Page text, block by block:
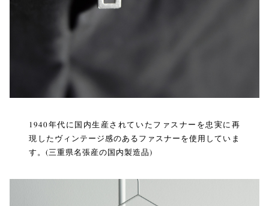
1940年代に国内生産されていたファスナーを忠実に再
現したヴィンテージ感のあるファスナーを使用していま
す。(三重県名張産の国内製造品)